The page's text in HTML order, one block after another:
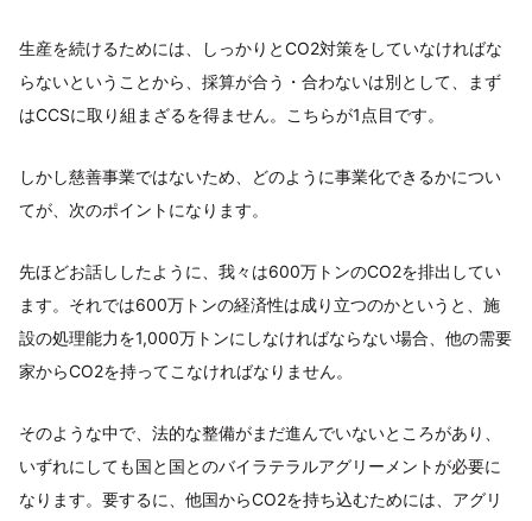
生産を続けるためには、しっかりとCO2対策をしていなければな
らないということから、採算が合う・合わないは別として、まず
はCCSに取り組まざるを得ません。こちらが1点目です。
しかし慈善事業ではないため、どのように事業化できるかについ
てが、次のポイントになります。
先ほどお話ししたように、我々は600万トンのCO2を排出してい
ます。それでは600万トンの経済性は成り立つのかというと、施
設の処理能力を1,000万トンにしなければならない場合、他の需要
家からCO2を持ってこなければなりません。
そのような中で、法的な整備がまだ進んでいないところがあり、
いずれにしても国と国とのバイラテラルアグリーメントが必要に
なります。要するに、他国からCO2を持ち込むためには、アグリ